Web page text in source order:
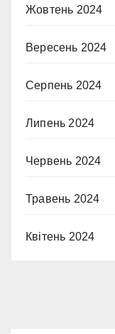
Жовтень 2024
Вересень 2024
Серпень 2024
Липень 2024
Червень 2024
Травень 2024
Квітень 2024